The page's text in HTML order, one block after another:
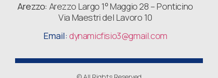
Arezzo: Arezzo Largo 1° Maggio 28 – Ponticino
Via Maestri del Lavoro 10
Email: dynamicfisio3@gmail.com